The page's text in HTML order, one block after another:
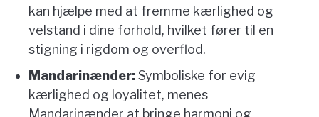
kan hjælpe med at fremme kærlighed og
velstand i dine forhold, hvilket fører til en
stigning i rigdom og overflod.
Mandarinænder:Symboliske for evig
kærlighed og loyalitet, menes
Mandarinænder at bringe harmoni og